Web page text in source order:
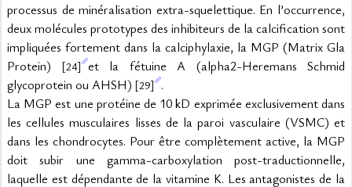
processus de minéralisation extra-squelettique. En l’occurrence,
deux molécules prototypes des inhibiteurs de la calcification sont
impliquées fortement dans la calciphylaxie, la MGP (Matrix Gla
Protein)
[24] et la fétuine A (alpha2-Heremans Schmid
glycoprotein ou AHSH) [29] .
La MGP est une protéine de 10 kD exprimée exclusivement dans
les cellules musculaires lisses de la paroi vasculaire (VSMC) et
dans les chondrocytes. Pour être complètement active, la MGP
doit subir une gamma-carboxylation post-traductionnelle,
laquelle est dépendante de la vitamine K. Les antagonistes de la